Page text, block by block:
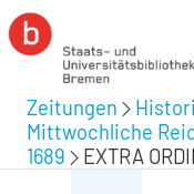
Zeitungen
Mittwochliche
1689
EXTRA